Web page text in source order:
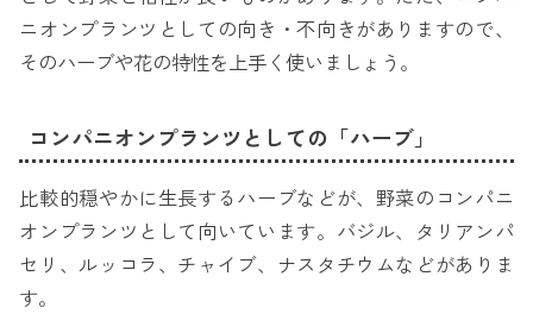
ニオンプランツとしての向き・不向きがありますので、
そのハーブや花の特性を上手く使いましょう。
コンパニオンプランツとしての「ハーブ」
比較的穏やかに生長するハーブなどが、野菜のコンパニ
オンプランツとして向いています。バジル、タリアンパ
セリ、ルッコラ、チャイブ、ナスタチウムなどがありま
す。